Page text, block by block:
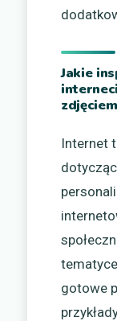
Jakie
Internet
gotowe